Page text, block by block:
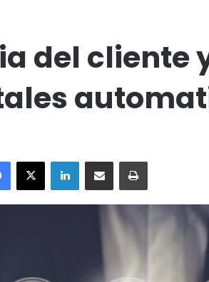
del cliente
Facebook
X LinkedInCompartir por correo electrónicoImprimir